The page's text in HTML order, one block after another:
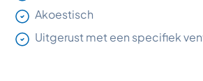
Akoestisch
Uitgerust met een specifiek